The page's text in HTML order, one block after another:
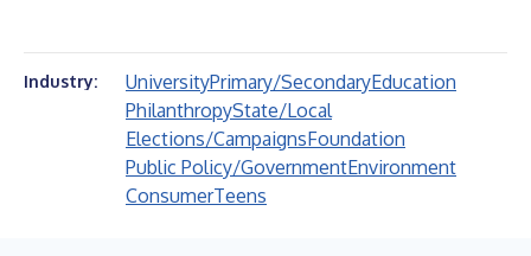
Industry: UniversityPrimary/SecondaryEducation
PhilanthropyState/Local
Elections/CampaignsFoundation
Public Policy/GovernmentEnvironment
ConsumerTeens